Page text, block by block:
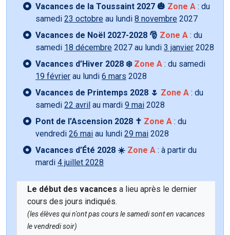
Vacances de la Toussaint 2027 🎃 Zone A : du
samedi 23 octobre au lundi 8 novembre 2027
Vacances de Noël 2027-2028 🎅 Zone A : du
samedi 18 décembre 2027 au lundi 3 janvier 2028
Vacances d’Hiver 2028 ❄️ Zone A : du samedi
19 février au lundi 6 mars 2028
Vacances de Printemps 2028 🌷 Zone A : du
samedi 22 avril au mardi 9 mai 2028
Pont de l’Ascension 2028 ✝️ Zone A : du
vendredi 26 mai au lundi 29 mai 2028
Vacances d’Été 2028 ☀️ Zone A : à partir du
mardi 4 juillet 2028
Le début des vacances a lieu après le dernier
cours des jours indiqués.
(les élèves qui n'ont pas cours le samedi sont en vacances
le vendredi soir)